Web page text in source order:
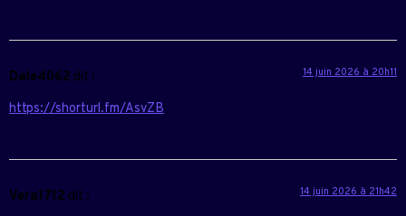
Dale4062 dit : 14 juin 2026 à 20h11
https://shorturl.fm/AsvZB
Vera1712 dit : 14 juin 2026 à 21h42